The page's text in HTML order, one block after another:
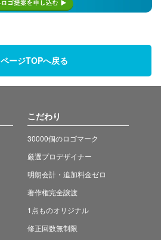
ページTOPへ戻る
こだわり
30000個のロゴマーク
厳選プロデザイナー
明朗会計・追加料金ゼロ
著作権完全譲渡
1点ものオリジナル
修正回数無制限